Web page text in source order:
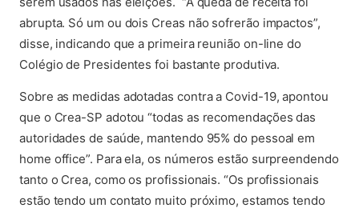
abrupta. Só um ou dois Creas não sofrerão impactos”,
disse, indicando que a primeira reunião on-line do
Colégio de Presidentes foi bastante produtiva.
Sobre as medidas adotadas contra a Covid-19, apontou
que o Crea-SP adotou “todas as recomendações das
autoridades de saúde, mantendo 95% do pessoal em
home office”. Para ela, os números estão surpreendendo
tanto o Crea, como os profissionais. “Os profissionais
estão tendo um contato muito próximo, estamos tendo